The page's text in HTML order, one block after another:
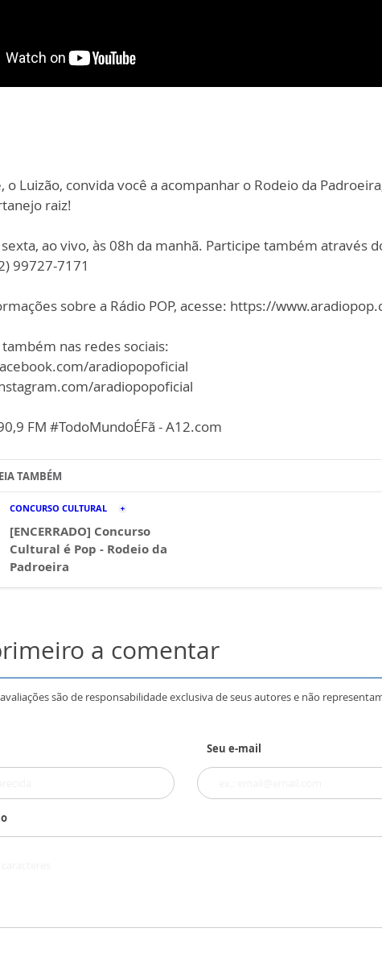
o Luizão, convida você a acompanhar o Rodeio da
raiz!
ao vivo, às 08h da manhã. Participe também através
99727-7171
sobre a Rádio POP, acesse: https://
nas redes sociais:
aradiopopoficial
aradiopopoficial
FM #TodoMundoÉFã - A12.com
TAMBÉM
CONCURSO CULTURAL
[ENCERRADO] Concurso
Cultural é Pop - Rodeio da
Padroeira
a comentar
são de responsabilidade exclusiva de seus autores e não
Seu e-mail